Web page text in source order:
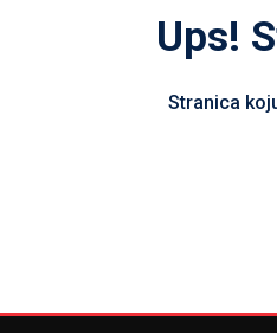
Ups!
Stranica